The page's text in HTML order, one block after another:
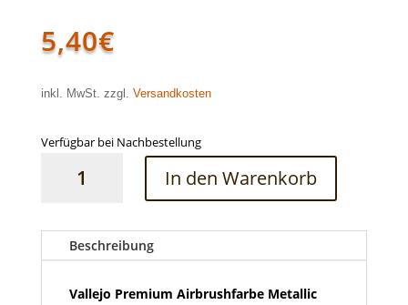
5,40€
inkl. MwSt. zzgl. Versandkosten
Verfügbar bei Nachbestellung
Premium
Green
Menge
In den Warenkorb
Beschreibung
Vallejo Premium Airbrushfarbe Metallic